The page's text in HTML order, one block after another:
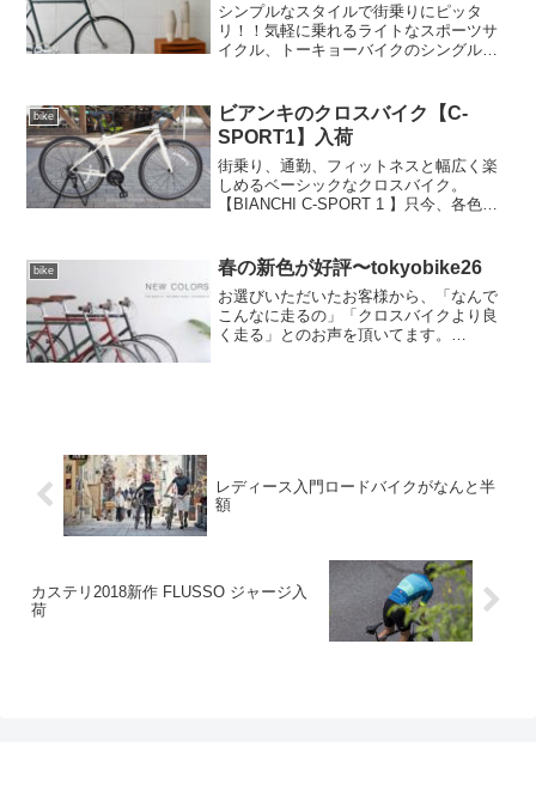
シンプルなスタイルで街乗りにピッタ
リ！！気軽に乗れるライトなスポーツサ
イクル、トーキョーバイクのシングルス
自転車に乗る楽しさを再認識させてくれ
るモデルです。N...
bike
ビアンキのクロスバイク【C-
SPORT1】入荷
街乗り、通勤、フィットネスと幅広く楽
しめるベーシックなクロスバイク。
【BIANCHI C-SPORT 1 】只今、各色各
評をいただいている人気モデルが、1年ぶ
りにようや...
bike 春の新色が好評〜tokyobike26
お選びいただいたお客様から、「なんで
こんなに走るの」「クロスバイクより良
く走る」とのお声を頂いてます。
レディース入門ロードバイクがなんと半
額
カステリ2018新作 FLUSSO ジャージ入
荷